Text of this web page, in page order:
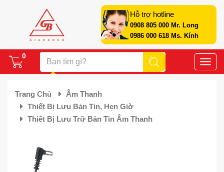
Hỗ trợ hotline
0908 805 000 Mr. Long
0986 000 618 Ms. Kính
Toggle
0
Trang Chủ
Âm Thanh
Thiết Bị Lưu Bản Tin, Hẹn Giờ
Thiết Bị Lưu Trữ Bản Tin Âm Thanh